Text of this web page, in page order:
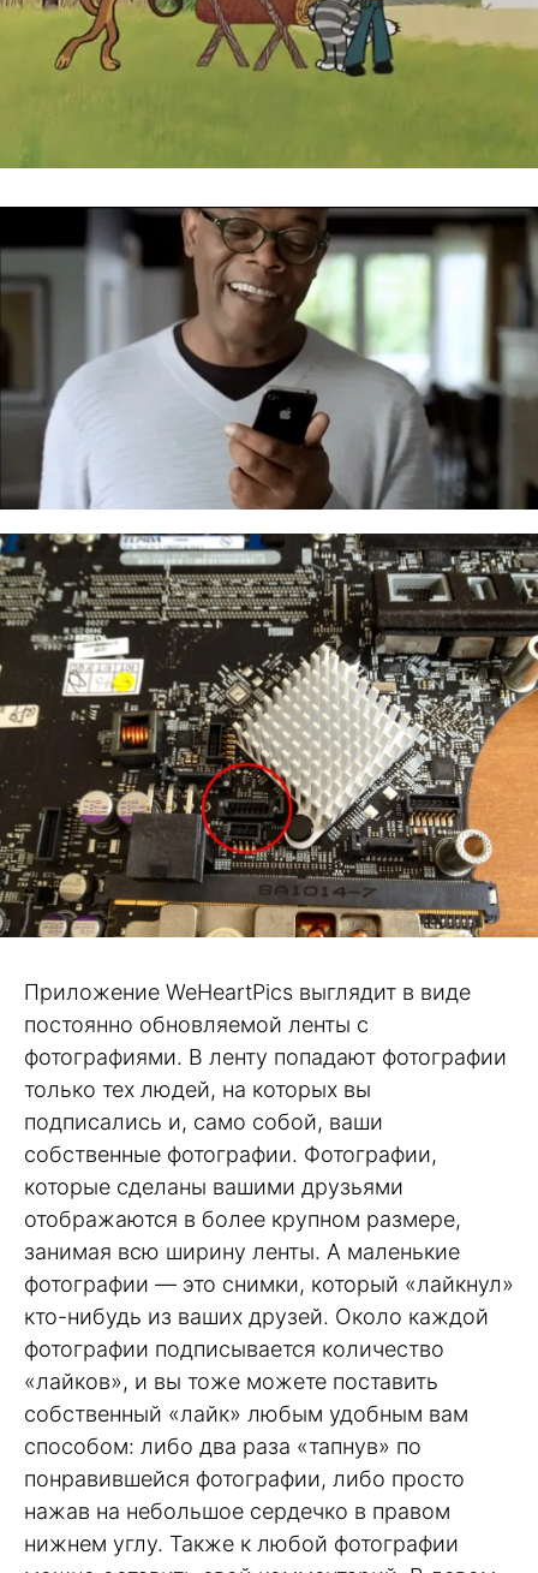
Приложение WeHeartPics выглядит в виде
постоянно обновляемой ленты с
фотографиями. В ленту попадают фотографии
только тех людей, на которых вы
подписались и, само собой, ваши
собственные фотографии. Фотографии,
которые сделаны вашими друзьями
отображаются в более крупном размере,
занимая всю ширину ленты. А маленькие
фотографии — это снимки, который «лайкнул»
кто-нибудь из ваших друзей. Около каждой
фотографии подписывается количество
«лайков», и вы тоже можете поставить
собственный «лайк» любым удобным вам
способом: либо два раза «тапнув» по
понравившейся фотографии, либо просто
нажав на небольшое сердечко в правом
нижнем углу. Также к любой фотографии